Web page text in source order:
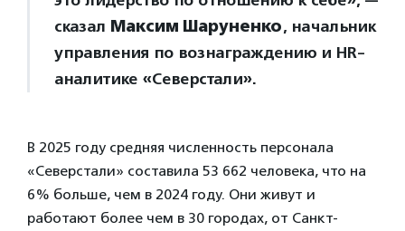
сказал Максим Шаруненко, начальник
управления по вознаграждению и HR-
аналитике «Северстали».
В 2025 году средняя численность персонала
«Северстали» составила 53 662 человека, что на
6% больше, чем в 2024 году. Они живут и
работают более чем в 30 городах, от Санкт-